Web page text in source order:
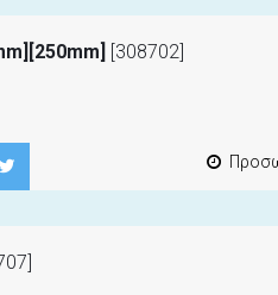
[308702]